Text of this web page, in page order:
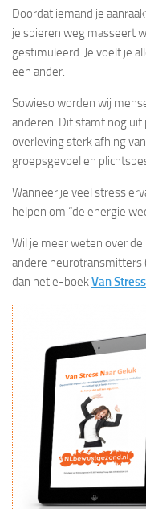
Doordat iemand je
je spieren weg masseert
gestimuleerd. Je voelt je
een ander.
Sowieso worden wij
anderen. Dit stamt nog
overleving sterk afhing
groepsgevoel en
Wanneer je veel stress
helpen om “de energie
Wil je meer weten over
andere neurotransmitters
dan het e-boekVan